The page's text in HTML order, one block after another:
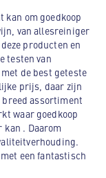
om goedkoop
van allesreiniger
producten en
testen van
de best geteste
prijs, daar zijn
breed assortiment
waar goedkoop
kan . Daarom
een fantastisch